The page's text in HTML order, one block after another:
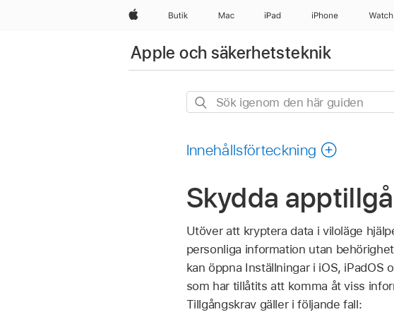
AppleButik Mac iPad iPhone Watch
Apple och säkerhetsteknik
Sök
här
Innehållsförteckning
Skydda
Utöver att kryptera data i viloläge
personliga information utan
kan öppna Inställningar i iOS, iPadOS
som har tillåtits att komma åt viss
Tillgångskrav gäller i följande fall: